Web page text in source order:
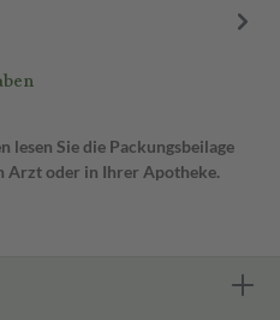
lesen Sie die Packungsbeilage
Arzt oder in Ihrer Apotheke.